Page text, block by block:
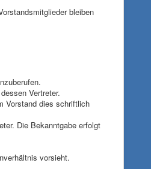
bleiben
Vertreter.
Vorstand dies schriftlich
Die Bekanntgabe erfolgt
vorsieht.